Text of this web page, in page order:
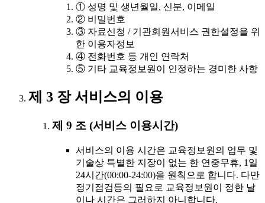
① 성명 및 생년월일, 신분, 이메일
② 비밀번호
③ 자료신청 / 기관회원서비스 권한설정을 위
한 이용자정보
④ 전화번호 등 개인 연락처
⑤ 기타 교육정보원이 인정하는 경미한 사항
제 3 장 서비스의 이용
제 9 조 (서비스 이용시간)
서비스의 이용 시간은 교육정보원의 업무 및
기술상 특별한 지장이 없는 한 연중무휴, 1일
24시간(00:00-24:00)을 원칙으로 합니다. 다만
정기점검등의 필요로 교육정보원이 정한 날
이나 시간은 그러하지 아니합니다.